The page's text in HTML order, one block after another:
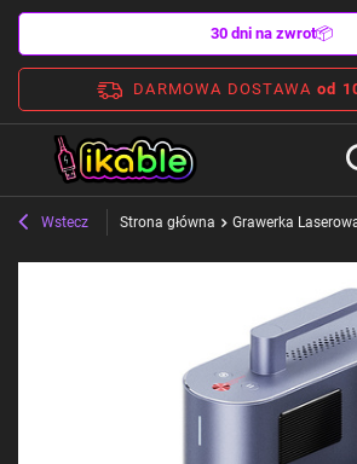
30 dni na zwrot📦
DARMOWA DOSTAWA od
Wstecz Strona główna Grawerka